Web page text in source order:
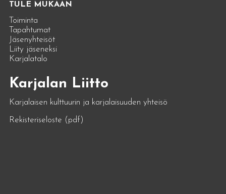
TULE MUKAAN
Toiminta
Tapahtumat
Jäsenyhteisöt
Liity jäseneksi
Karjalatalo
Karjalan Liitto
Karjalaisen kulttuurin ja karjalaisuuden yhteisö
Rekisteriseloste (pdf)